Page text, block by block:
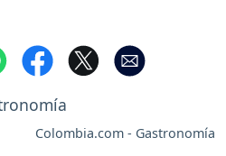
Colombia.com - Gastronomía